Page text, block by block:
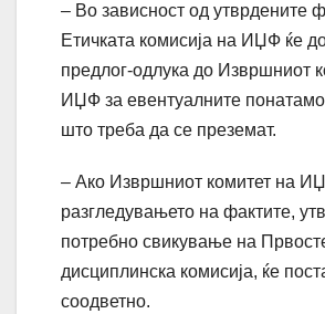
– Во зависност од утврдените
Етичката комисија на ИЏФ ќе
предлог-одлука до Извршниот
ИЏФ за евентуалните
што треба да се преземат.
– Ако Извршниот комитет на
разгледувањето на фактите,
потребно свикување на
дисциплинска комисија, ќе
соодветно.